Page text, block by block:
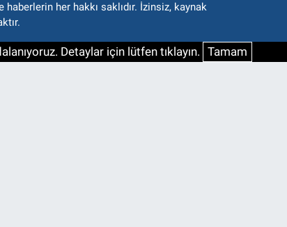
her hakkı saklıdır. İzinsiz, kaynak
Detaylar için lütfen tıklayın. Tamam